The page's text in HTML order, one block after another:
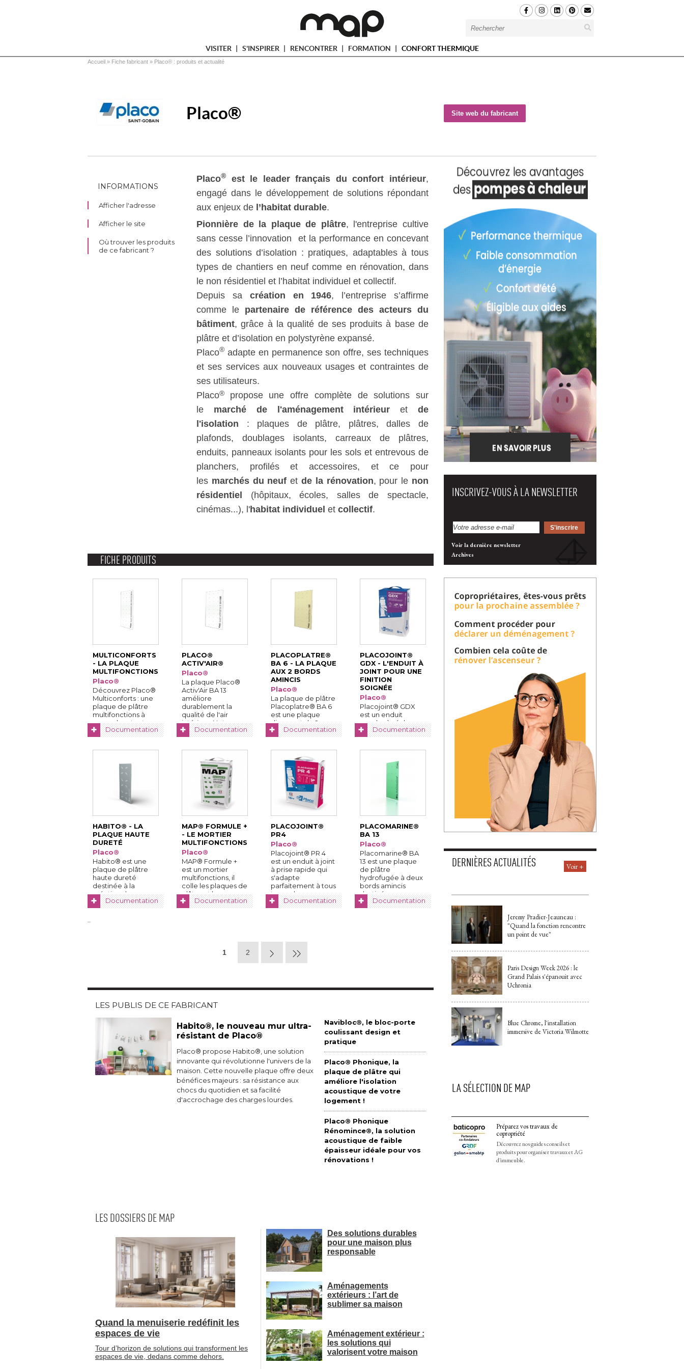
VISITER S'INSPIRER RENCONTRER FORMATION CONFORT THERMIQUE
Vous êtes ici
Accueil » Fiche fabricant » Placo® : produits et actualité
Placo® Site web du fabricant
INFORMATIONS
Afficher l'adresse
Afficher le site
Où trouver les produits
de ce fabricant ?
Placo® est le leader français du confort intérieur,
engagé dans le développement de solutions répondant
aux enjeux de l’habitat durable.
Pionnière de la plaque de plâtre, l'entreprise cultive
sans cesse l’innovation et la performance en concevant
des solutions d’isolation : pratiques, adaptables à tous
types de chantiers en neuf comme en rénovation, dans
le non résidentiel et l’habitat individuel et collectif.
Depuis sa création en 1946, l’entreprise s’affirme
comme le partenaire de référence des acteurs du
bâtiment, grâce à la qualité de ses produits à base de
plâtre et d’isolation en polystyrène expansé.
Placo® adapte en permanence son offre, ses techniques
et ses services aux nouveaux usages et contraintes de
ses utilisateurs.
Placo® propose une offre complète de solutions sur
le marché de l'aménagement intérieur etde
l'isolation : plaques de plâtre, plâtres, dalles de
plafonds, doublages isolants, carreaux de plâtres,
enduits, panneaux isolants pour les sols et entrevous de
planchers, profilés et accessoires, et ce pour
les marchés du neuf et de la rénovation, pour le non
résidentiel (hôpitaux, écoles, salles de spectacle,
cinémas...), l'habitat individuel et collectif.
FICHE PRODUITS
MULTICONFORTS
- LA PLAQUE
MULTIFONCTIONS
Placo®
Découvrez Placo®
Multiconforts : une
plaque de plâtre
multifonctions à
poser dans toutes
les ...
+ Documentation
PLACO®
ACTIV'AIR®
Placo®
La plaque Placo®
Activ'Air BA 13
améliore
durablement la
qualité de l'air
intérieur. Notre ...
+ Documentation
PLACOPLATRE®
BA 6 - LA PLAQUE
AUX 2 BORDS
AMINCIS
Placo®
La plaque de plâtre
Placoplatre® BA 6
est une plaque
disposant de 2
bords amincis,
d'une faible ...
+ Documentation
PLACOJOINT®
GDX - L'ENDUIT À
JOINT POUR UNE
FINITION
SOIGNÉE
Placo®
Placojoint® GDX
est un enduit
poudre à séchage
pour le traitement
manuel ou
+ Documentation
HABITO® - LA
PLAQUE HAUTE
DURETÉ
Placo®
Habito® est une
plaque de plâtre
haute dureté
destinée à la
création de
cloisons et de ...
+ Documentation
MAP® FORMULE +
- LE MORTIER
MULTIFONCTIONS
Placo®
MAP® Formule +
est un mortier
multifonctions, il
colle les plaques de
plâtre et les
doublages, ...
+ Documentation
PLACOJOINT®
PR4
Placo®
Placojoint® PR 4
est un enduit à joint
à prise rapide qui
s'adapte
parfaitement à tous
types de ...
+ Documentation
PLACOMARINE®
BA 13
Placo®
Placomarine® BA
13 est une plaque
de plâtre
hydrofugée à deux
bords amincis
destinée aux ...
+ Documentation
1 2
LES PUBLIS DE CE FABRICANT
Habito®, le nouveau mur ultra-
résistant de Placo®
Placo® propose Habito®, une solution
innovante qui révolutionne l'univers de la
maison. Cette nouvelle plaque offre deux
bénéfices majeurs : sa résistance aux
chocs du quotidien et sa facilité
d'accrochage des charges lourdes.
Navibloc®, le bloc-porte
coulissant design et
pratique
Placo® Phonique, la
plaque de plâtre qui
améliore l'isolation
acoustique de votre
logement !
Placo® Phonique
Rénomince®, la solution
acoustique de faible
épaisseur idéale pour vos
rénovations !
LES DOSSIERS DE MAP
Quand la menuiserie redéfinit les
espaces de vie
Tour d’horizon de solutions qui transforment les
espaces de vie, dedans comme dehors.
Des solutions durables
pour une maison plus
responsable
Aménagements
extérieurs : l’art de
sublimer sa maison
Aménagement extérieur :
les solutions qui
valorisent votre maison
INSCRIVEZ-VOUS À LA NEWSLETTER
Voir la dernière newsletter
Archives
DERNIÈRES ACTUALITÉS Voir +
Jeremy Pradier-Jeauneau :
"Quand la fonction rencontre
un point de vue"
Paris Design Week 2026 : le
Grand Palais s'épanouit avec
Uchronia
Blue Chrome, l'installation
immersive de Victoria Wilmotte
LA SÉLECTION DE MAP
Préparez vos travaux de
copropriété
Découvrez nos guides conseils et
produits pour organiser travaux et AG
d'immeuble.